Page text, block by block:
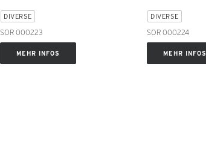
DIVERSE
SOR 000223
MEHR INFOS
DIVERSE
SOR 000224
MEHR INFOS